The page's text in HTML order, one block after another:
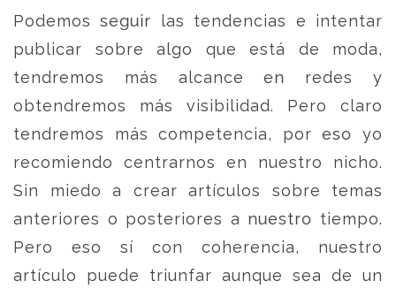
Podemos seguir las tendencias e intentar
publicar sobre algo que está de moda,
tendremos más alcance en redes y
obtendremos más visibilidad. Pero claro
tendremos más competencia, por eso yo
recomiendo centrarnos en nuestro nicho.
Sin miedo a crear artículos sobre temas
anteriores o posteriores a nuestro tiempo.
Pero eso sí con coherencia, nuestro
artículo puede triunfar aunque sea de un